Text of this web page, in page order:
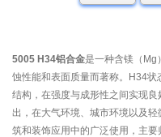
5005 H34铝合金是一种含镁（Mg
蚀性能和表面质量而著称。H34
结构，在强度与成形性之间实现
出，在大气环境、城市环境以及
筑和装饰应用中的广泛使用，主要